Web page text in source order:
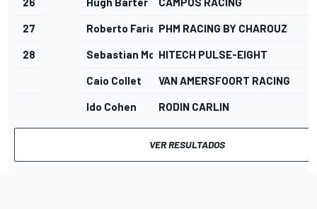
27 Roberto Faria PHM RACING BY CHAROUZ
28 Sebastian MontoyaHITECH PULSE-EIGHT
Caio Collet VAN AMERSFOORT RACING
Ido Cohen RODIN CARLIN
VER RESULTADOS